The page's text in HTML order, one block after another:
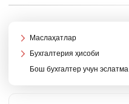
Маслаҳатлар
Бухгалтерия ҳисоби
Бош бухгалтер учун эслатма